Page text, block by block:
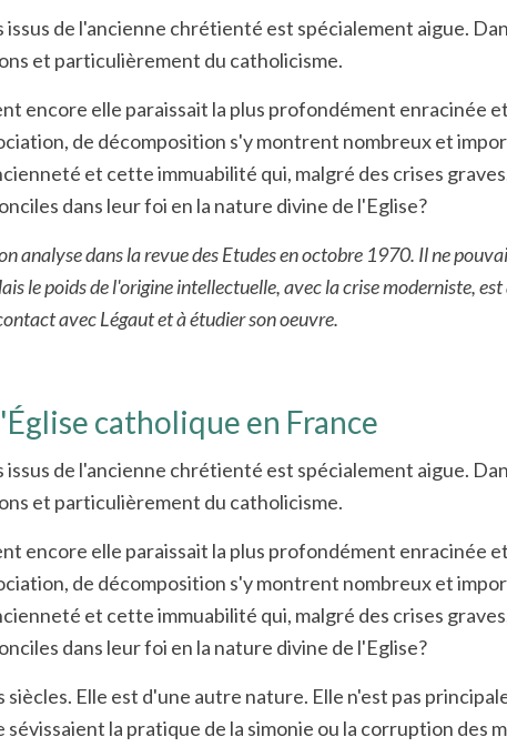
de l'ancienne chrétienté est spécialement aigue.
et particulièrement du catholicisme.
encore elle paraissait la plus profondément enracinée
de décomposition s'y montrent nombreux et
et cette immuabilité qui, malgré des crises
dans leur foi en la nature divine de l'Eglise?
analyse dans la revue des Etudes en octobre 1970. Il ne
le poids de l'origine intellectuelle, avec la crise moderniste,
avec Légaut et à étudier son oeuvre.
catholique en France
de l'ancienne chrétienté est spécialement aigue.
et particulièrement du catholicisme.
encore elle paraissait la plus profondément enracinée
de décomposition s'y montrent nombreux et
et cette immuabilité qui, malgré des crises
dans leur foi en la nature divine de l'Eglise?
Elle est d'une autre nature. Elle n'est pas
la pratique de la simonie ou la corruption des